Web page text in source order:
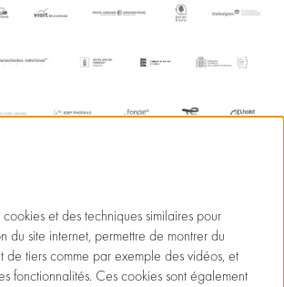
et des techniques similaires pour
du site internet, permettre de montrer du
de tiers comme par exemple des vidéos, et
fonctionnalités. Ces cookies sont également